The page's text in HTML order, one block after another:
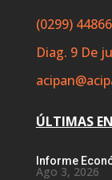
(0299)
Diag. 9 De
ÚLTIMAS
Informe
Ago 3, 2026